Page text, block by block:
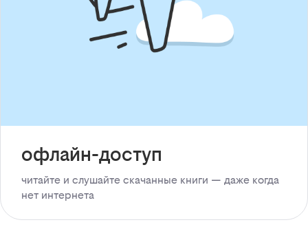
офлайн-доступ
читайте и слушайте скачанные книги — даже когда
нет интернета